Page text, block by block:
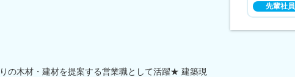
の木材・建材を提案する営業職として活躍★ 建築現
先輩社員